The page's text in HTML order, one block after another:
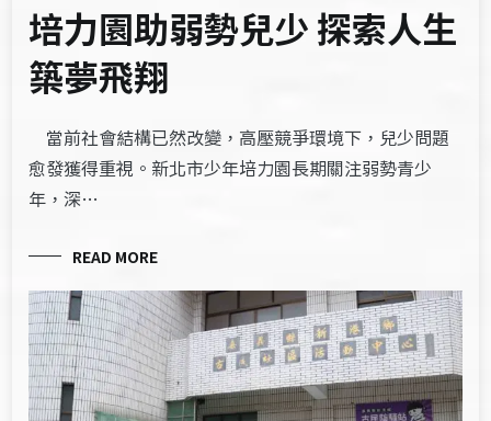
培力園助弱勢兒少 探索人生
築夢飛翔
當前社會結構已然改變，高壓競爭環境下，兒少問題
愈發獲得重視。新北市少年培力園長期關注弱勢青少
年，深…
READ MORE